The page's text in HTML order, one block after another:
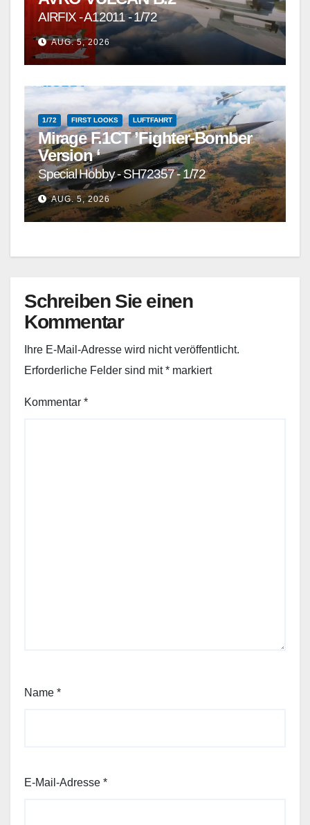
AIRFIX - A12011 - 1/72
AUG. 5, 2026
1/72 FIRST LOOKS LUFTFAHRT
Mirage F.1CT ’Fighter-Bomber
Version ‘
Special Hobby - SH72357 - 1/72
AUG. 5, 2026
Schreiben Sie einen
Kommentar
Ihre E-Mail-Adresse wird nicht veröffentlicht.
Erforderliche Felder sind mit* markiert
Kommentar *
Name *
E-Mail-Adresse *